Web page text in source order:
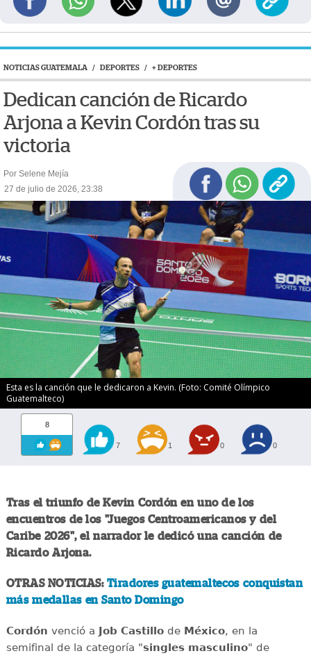
NOTICIAS GUATEMALA / DEPORTES / + DEPORTES
Dedican canción de Ricardo
Arjona a Kevin Cordón tras su
victoria
Por Selene Mejía
27 de julio de 2026, 23:38
Esta es la canción que le dedicaron a Kevin. (Foto: Comité Olímpico
Guatemalteco)
8
7 1 0 0
Tras el triunfo de Kevin Cordón en uno de los
encuentros de los "Juegos Centroamericanos y del
Caribe 2026", el narrador le dedicó una canción de
Ricardo Arjona.
OTRAS NOTICIAS: Tiradores guatemaltecos conquistan
más medallas en Santo Domingo
Cordón venció a Job CastillodeMéxico, en la
semifinal de la categoría "singles masculino" de